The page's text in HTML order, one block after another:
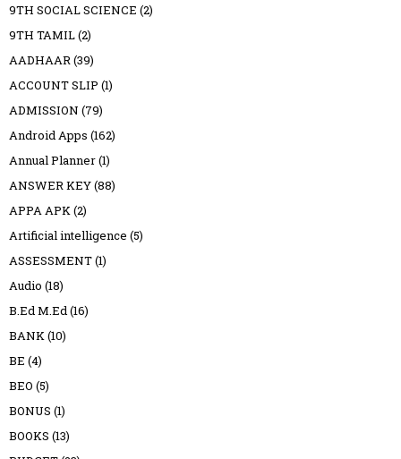
9TH SOCIAL SCIENCE (2)
9TH TAMIL(2)
AADHAAR(39)
ACCOUNT SLIP (1)
ADMISSION (79)
Android Apps (162)
Annual Planner(1)
ANSWER KEY(88)
APPA APK(2)
Artificial intelligence (5)
ASSESSMENT(1)
Audio (18)
B.Ed M.Ed(16)
BANK(10)
BE (4)
BEO (5)
BONUS (1)
BOOKS (13)